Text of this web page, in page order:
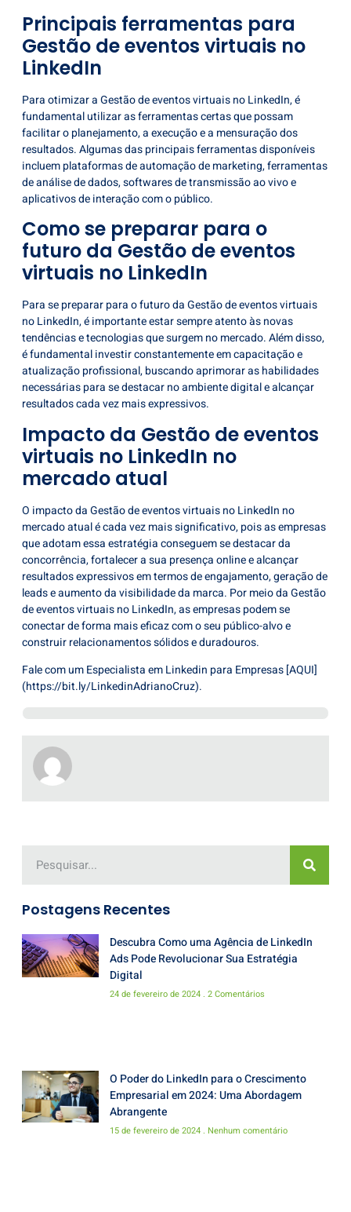
Principais ferramentas para
Gestão de eventos virtuais no
LinkedIn
Para otimizar a Gestão de eventos virtuais no LinkedIn, é
fundamental utilizar as ferramentas certas que possam
facilitar o planejamento, a execução e a mensuração dos
resultados. Algumas das principais ferramentas disponíveis
incluem plataformas de automação de marketing, ferramentas
de análise de dados, softwares de transmissão ao vivo e
aplicativos de interação com o público.
Como se preparar para o
futuro da Gestão de eventos
virtuais no LinkedIn
Para se preparar para o futuro da Gestão de eventos virtuais
no LinkedIn, é importante estar sempre atento às novas
tendências e tecnologias que surgem no mercado. Além disso,
é fundamental investir constantemente em capacitação e
atualização profissional, buscando aprimorar as habilidades
necessárias para se destacar no ambiente digital e alcançar
resultados cada vez mais expressivos.
Impacto da Gestão de eventos
virtuais no LinkedIn no
mercado atual
O impacto da Gestão de eventos virtuais no LinkedIn no
mercado atual é cada vez mais significativo, pois as empresas
que adotam essa estratégia conseguem se destacar da
concorrência, fortalecer a sua presença online e alcançar
resultados expressivos em termos de engajamento, geração de
leads e aumento da visibilidade da marca. Por meio da Gestão
de eventos virtuais no LinkedIn, as empresas podem se
conectar de forma mais eficaz com o seu público-alvo e
construir relacionamentos sólidos e duradouros.
Fale com um Especialista em Linkedin para Empresas [AQUI]
(https://bit.ly/LinkedinAdrianoCruz).
Postagens Recentes
Descubra Como uma Agência de LinkedIn
Ads Pode Revolucionar Sua Estratégia
Digital
24 de fevereiro de 2024 2 Comentários
O Poder do LinkedIn para o Crescimento
Empresarial em 2024: Uma Abordagem
Abrangente
15 de fevereiro de 2024 Nenhum comentário